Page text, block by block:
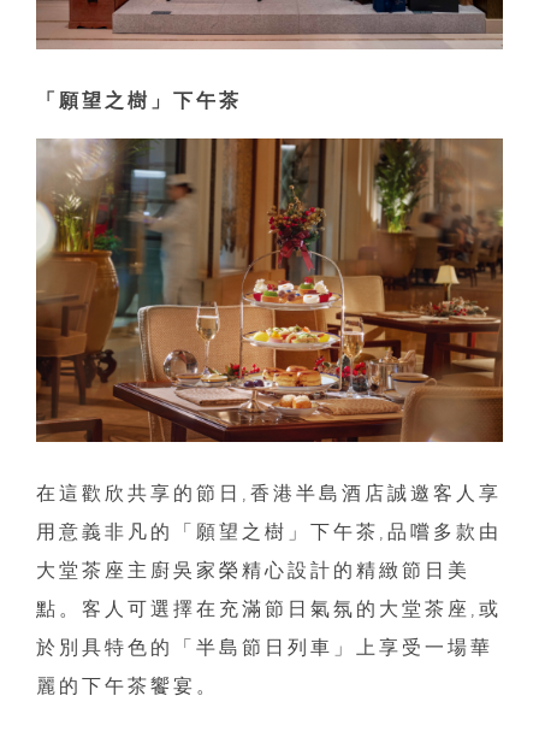
「願望之樹」下午茶
在這歡欣共享的節日,香港半島酒店誠邀客人享
用意義非凡的「願望之樹」下午茶,品嚐多款由
大堂茶座主廚吳家榮精心設計的精緻節日美
點。客人可選擇在充滿節日氣氛的大堂茶座,或
於別具特色的「半島節日列車」上享受一場華
麗的下午茶饗宴。